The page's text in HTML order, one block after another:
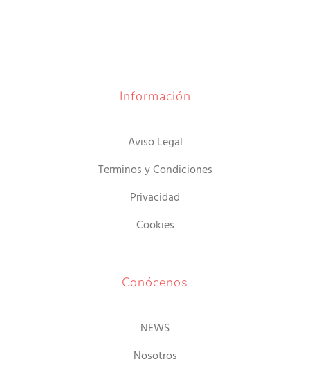
Información
Aviso Legal
Terminos y Condiciones
Privacidad
Cookies
Conócenos
NEWS
Nosotros